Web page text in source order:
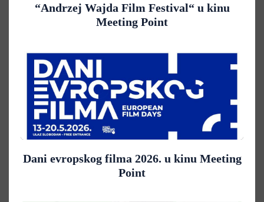
“Andrzej Wajda Film Festival“ u kinu
Meeting Point
Dani evropskog filma 2026. u kinu Meeting
Point